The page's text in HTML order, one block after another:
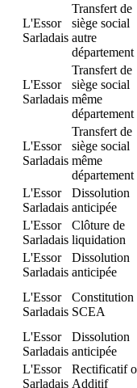
L'Essor
Sarladais
Transfert de
siège social
autre
département
L'Essor
Sarladais
Transfert de
siège social
même
département
L'Essor
Sarladais
Transfert de
siège social
même
département
L'Essor
Sarladais
Dissolution
anticipée
L'Essor
Sarladais
Clôture de
liquidation
L'Essor
Sarladais
Dissolution
anticipée
L'Essor
Sarladais
Constitution
SCEA
L'Essor
Sarladais
Dissolution
anticipée
L'Essor
Sarladais
Rectificatif
Additif